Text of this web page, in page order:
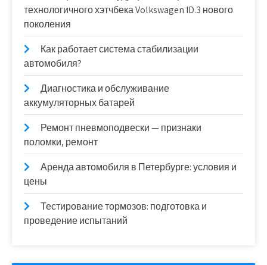
технологичного хэтчбека Volkswagen ID.3 нового
поколения
Как работает система стабилизации
автомобиля?
Диагностика и обслуживание
аккумуляторных батарей
Ремонт пневмоподвески — признаки
поломки, ремонт
Аренда автомобиля в Петербурге: условия и
цены
Тестирование тормозов: подготовка и
проведение испытаний